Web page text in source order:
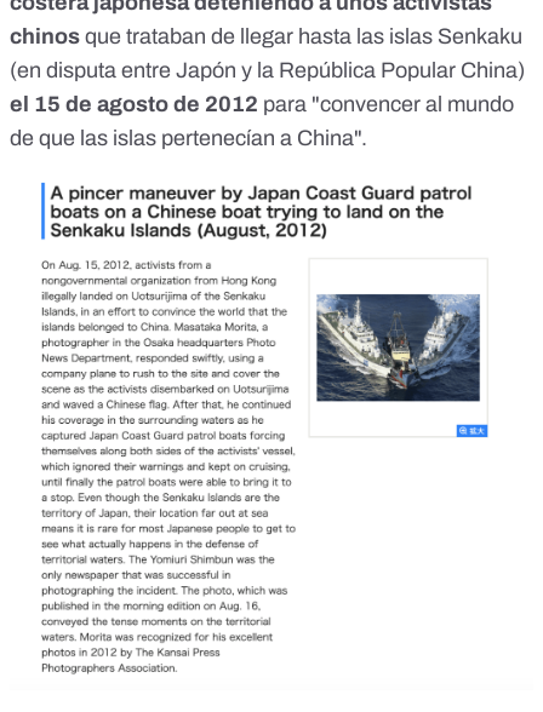
chinos que trataban de llegar hasta las islas Senkaku
(en disputa entre Japón y la República Popular China)
el 15 de agosto de 2012 para "convencer al mundo
de que las islas pertenecían a China".